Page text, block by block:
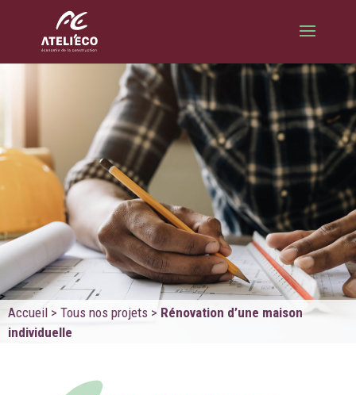
Accueil > Tous nos projets > Rénovation d’une maison
individuelle